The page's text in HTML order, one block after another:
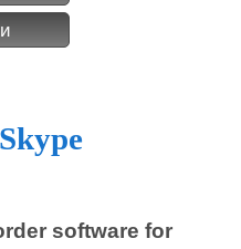
software for